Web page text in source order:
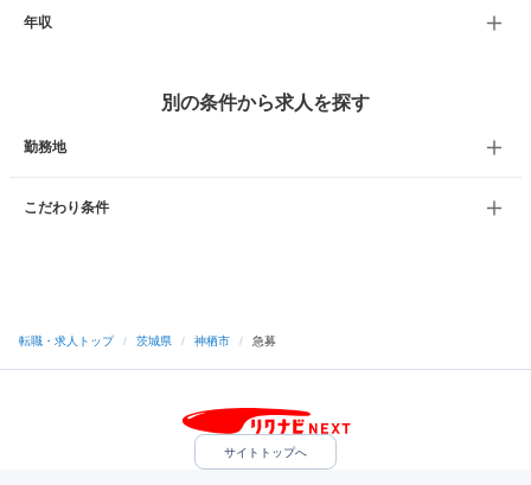
年収
別の条件から求人を探す
勤務地
こだわり条件
転職・求人トップ / 茨城県 / 神栖市 / 急募
サイトトップへ